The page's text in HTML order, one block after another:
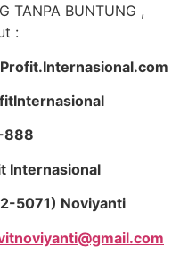
TANPA BUNTUNG ,
:
5071) Noviyanti